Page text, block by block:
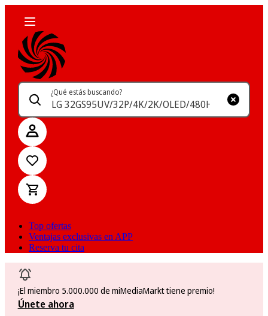
¿Qué estás buscando?
Top ofertas
Ventajas exclusivas en APP
Reserva tu cita
¡El miembro 5.000.000 de miMediaMarkt tiene premio!
Únete ahora